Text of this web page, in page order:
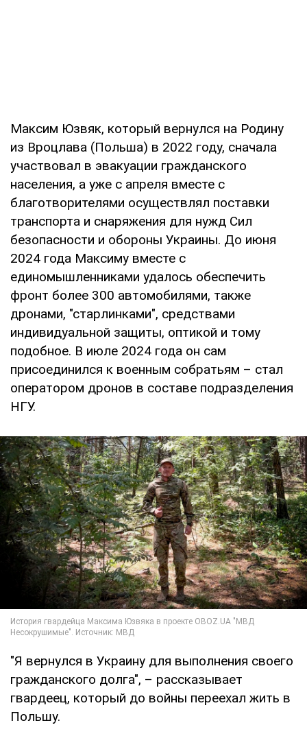
Максим Юзвяк, который вернулся на Родину
из Вроцлава (Польша) в 2022 году, сначала
участвовал в эвакуации гражданского
населения, а уже с апреля вместе с
благотворителями осуществлял поставки
транспорта и снаряжения для нужд Сил
безопасности и обороны Украины. До июня
2024 года Максиму вместе с
единомышленниками удалось обеспечить
фронт более 300 автомобилями, также
дронами, "старлинками", средствами
индивидуальной защиты, оптикой и тому
подобное. В июле 2024 года он сам
присоединился к военным собратьям – стал
оператором дронов в составе подразделения
НГУ.
"Я вернулся в Украину для выполнения своего
гражданского долга", – рассказывает
гвардеец, который до войны переехал жить в
Польшу.